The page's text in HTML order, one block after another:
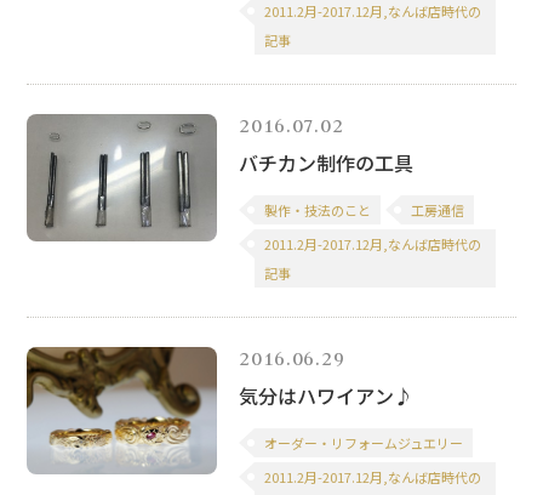
2011.2月-2017.12月,なんば店時代の
記事
2016.07.02
バチカン制作の工具
製作・技法のこと
工房通信
2011.2月-2017.12月,なんば店時代の
記事
2016.06.29
気分はハワイアン♪
オーダー・リフォームジュエリー
2011.2月-2017.12月,なんば店時代の